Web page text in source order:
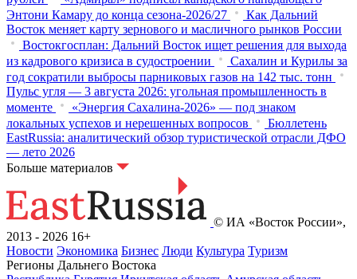
Энтони Камару до конца сезона-2026/27
Как Дальний
Восток меняет карту зернового и масличного рынков России
Востокгосплан: Дальний Восток ищет решения для выхода
из кадрового кризиса в судостроении
Сахалин и Курилы за
год сократили выбросы парниковых газов на 142 тыс. тонн
Пульс угля — 3 августа 2026: угольная промышленность в
моменте
«Энергия Сахалина-2026» — под знаком
локальных успехов и нерешенных вопросов
Бюллетень
EastRussia: аналитический обзор туристической отрасли ДФО
— лето 2026
Больше материалов
© ИА «Восток России»,
2013 - 2026 16+
Новости Экономика Бизнес Люди Культура Туризм
Регионы Дальнего Востока